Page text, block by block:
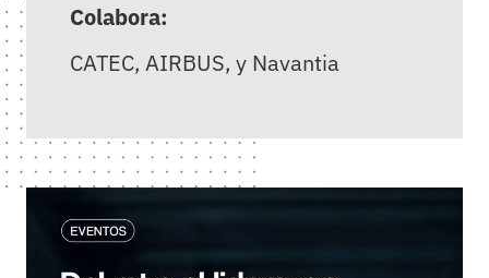
Colabora:
CATEC, AIRBUS, y Navantia